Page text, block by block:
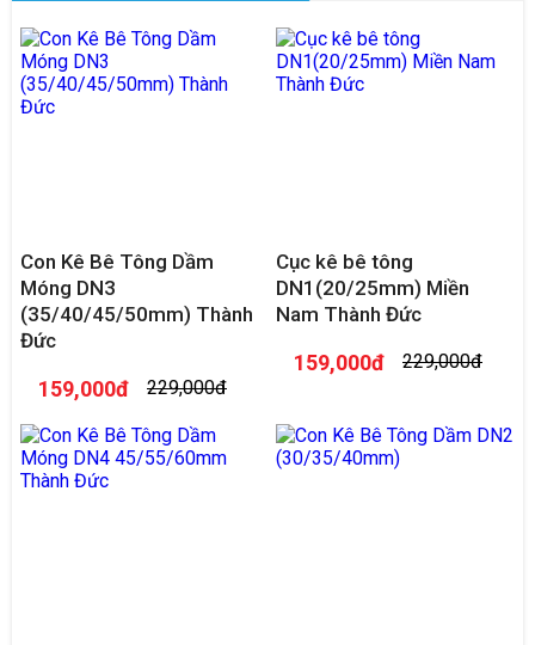
Con Kê Bê Tông Dầm
Móng DN3
(35/40/45/50mm) Thành
Đức
159,000đ 229,000đ
Cục kê bê tông
DN1(20/25mm) Miền
Nam Thành Đức
159,000đ 229,000đ